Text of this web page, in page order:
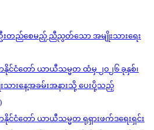
သို့ ဦးတည်စေမည့် ညီညွတ်သော အမျိုးသားရေး
ာနိုင်ငံတော် ယာယီသမ္မတ ထံမှ ၂၀၂၆ ခုနှစ်၊
းသားနေ့အခမ်းအနားသို့ ပေးပို့သည့်
နိုင်ငံတော် ယာယီသမ္မတ ရုရှားဖက်ဒရေးရှင်း